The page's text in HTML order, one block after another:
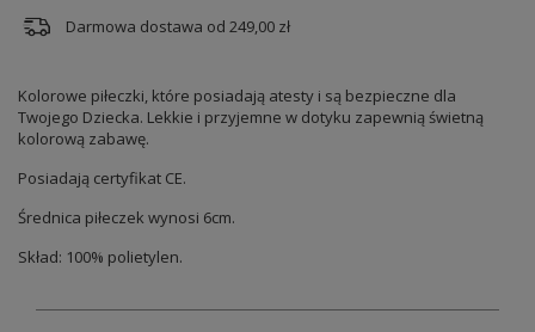
Darmowa dostawa od 249,00 zł
Kolorowe piłeczki, które posiadają atesty i są bezpieczne dla
Twojego Dziecka. Lekkie i przyjemne w dotyku zapewnią świetną
kolorową zabawę.
Posiadają certyfikat CE.
Średnica piłeczek wynosi 6cm.
Skład: 100% polietylen.